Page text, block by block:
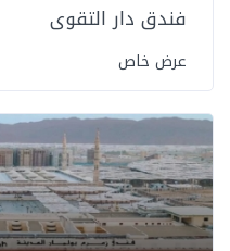
فندق دار التقوى
عرض خاص